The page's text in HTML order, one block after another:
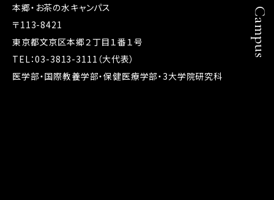
Campus
本郷・お茶の水キャンパス
〒113-8421
東京都文京区本郷２丁目１番１号
TEL：03-3813-3111（大代表）
医学部・国際教養学部・保健医療学部・3大学院研究科